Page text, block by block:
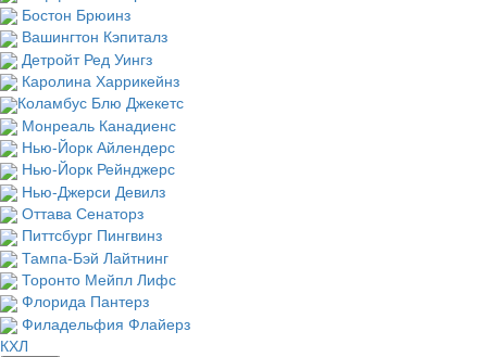
Бостон Брюинз
Вашингтон Кэпиталз
Детройт Ред Уингз
Каролина Харрикейнз
Коламбус Блю Джекетс
Монреаль Канадиенс
Нью-Йорк Айлендерс
Нью-Йорк Рейнджерс
Нью-Джерси Девилз
Оттава Сенаторз
Питтсбург Пингвинз
Тампа-Бэй Лайтнинг
Торонто Мейпл Лифс
Флорида Пантерз
Филадельфия Флайерз
КХЛ